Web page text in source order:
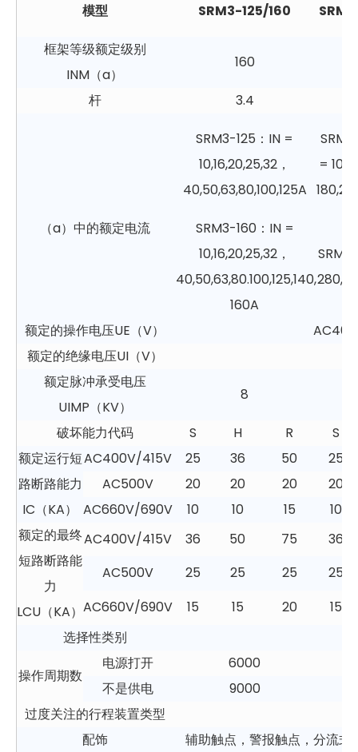
模型 SRM3-125/160
框架等级额定级别
INM（a）
160
杆 3.4
（a）中的额定电流
SRM3-125：IN =
10,16,20,25,32，
40,50,63,80,100,125A
=
SRM3-160：IN =
10,16,20,25,32，
40,50,63,80.100,125,140,​​
160A
额定的操作电压UE（V）
额定的绝缘电压UI（V）
额定脉冲承受电压
UIMP（KV）
8
破坏能力代码 S H R
S
额定运行短
路断路能力
IC（KA）
AC400V/415V 25 36 50
25
AC500V
20 20 20
20
AC660V/690V
10 10 15
10
额定的最终
短路断路能
力
LCU（KA）
AC400V/415V 36 50 75
36
AC500V
25 25 25
25
AC660V/690V
15 15 20
15
选择性类别
操作周期数
电源打开 6000
不是供电
9000
过度关注的行程装置类型
配饰
辅助触点，警报触点，分流